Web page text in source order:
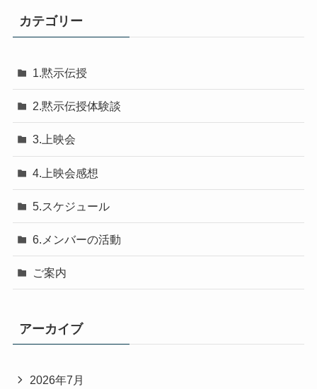
カテゴリー
1.黙示伝授
2.黙示伝授体験談
3.上映会
4.上映会感想
5.スケジュール
6.メンバーの活動
ご案内
アーカイブ
2026年7月